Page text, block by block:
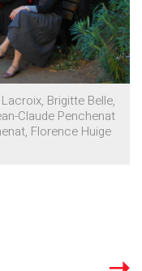
Brigitte Belle,
Claude Penchenat
Florence Huige